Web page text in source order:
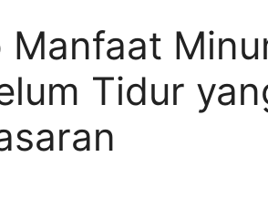
Manfaat
Tidur